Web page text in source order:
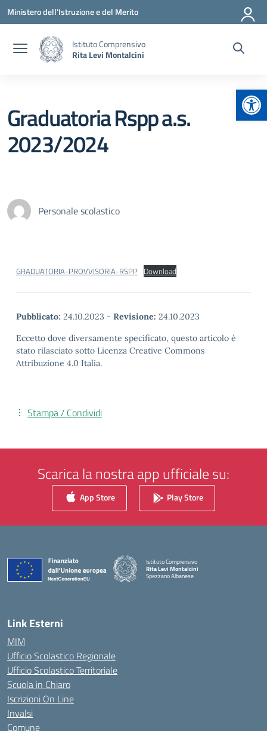
Vai ai contenuti
Vai al menu di navigazione
Vai al footer
Ministero dell'Istruzione e del Merito
Istituto Comprensivo
Rita Levi Montalcini
Graduatoria Rspp a.s.
2023/2024
Personale scolastico
GRADUATORIA-PROVVISORIA-RSPP Download
Pubblicato: 24.10.2023 - Revisione: 24.10.2023
Eccetto dove diversamente specificato, questo articolo è
stato rilasciato sotto Licenza Creative Commons
Attribuzione 4.0 Italia.
Stampa / Condividi
Scarica la nostra app ufficiale su:
App Store Play Store
Istituto Comprensivo
Rita Levi Montalcini
Spezzano Albanese
— Visita la pagina iniziale della scuola
Link Esterni
MIM
Ufficio Scolastico Regionale
Ufficio Scolastico Territoriale
Scuola in Chiaro
Iscrizioni On Line
Invalsi
Comune